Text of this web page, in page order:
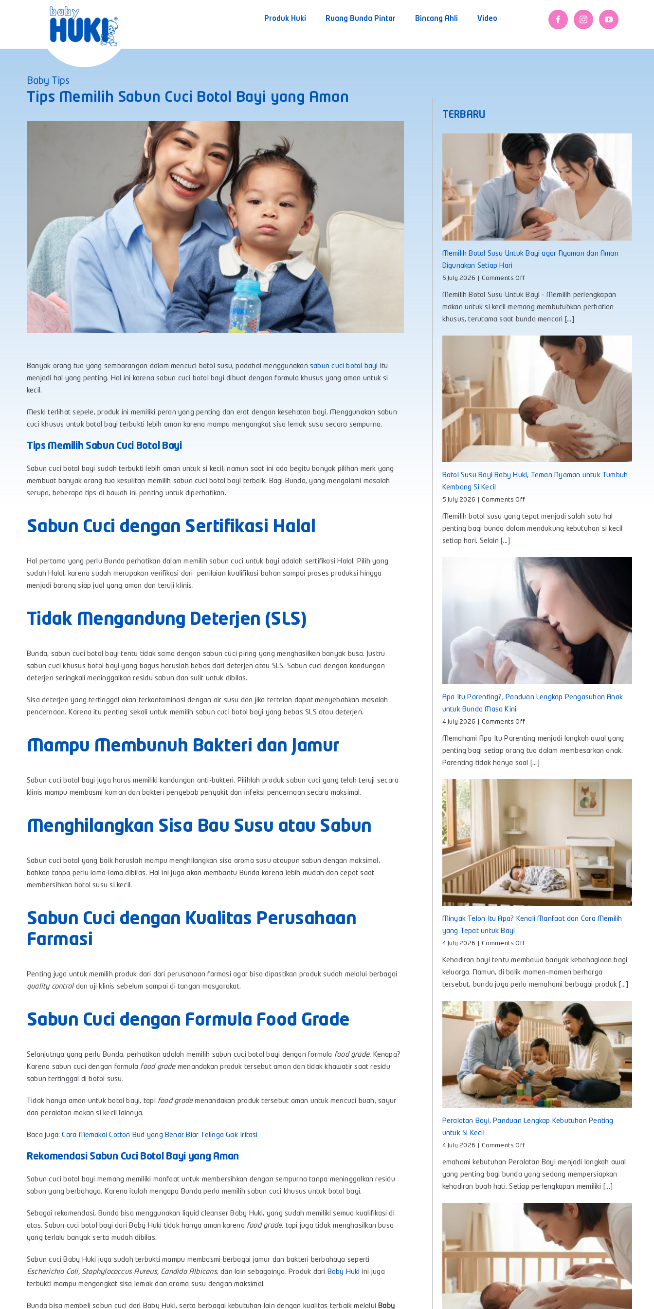
Produk Huki Ruang Bunda Pintar Bincang Ahli Video
Baby Tips
Tips Memilih Sabun Cuci Botol Bayi yang Aman
Banyak orang tua yang sembarangan dalam mencuci botol susu, padahal menggunakan sabun cuci botol bayi itu
menjadi hal yang penting. Hal ini karena sabun cuci botol bayi dibuat dengan formula khusus yang aman untuk si
kecil.
Meski terlihat sepele, produk ini memiliki peran yang penting dan erat dengan kesehatan bayi. Menggunakan sabun
cuci khusus untuk botol bayi terbukti lebih aman karena mampu mengangkat sisa lemak susu secara sempurna.
Tips Memilih Sabun Cuci Botol Bayi
Sabun cuci botol bayi sudah terbukti lebih aman untuk si kecil, namun saat ini ada begitu banyak pilihan merk yang
membuat banyak orang tua kesulitan memilih sabun cuci botol bayi terbaik. Bagi Bunda, yang mengalami masalah
serupa, beberapa tips di bawah ini penting untuk diperhatikan.
Sabun Cuci dengan Sertifikasi Halal
Hal pertama yang perlu Bunda perhatikan dalam memilih sabun cuci untuk bayi adalah sertifikasi Halal. Pilih yang
sudah Halal, karena sudah merupakan verifikasi dari penilaian kualifikasi bahan sampai proses produksi hingga
menjadi barang siap jual yang aman dan teruji klinis.
Tidak Mengandung Deterjen (SLS)
Bunda, sabun cuci botol bayi tentu tidak sama dengan sabun cuci piring yang menghasilkan banyak busa. Justru
sabun cuci khusus botol bayi yang bagus haruslah bebas dari deterjen atau SLS. Sabun cuci dengan kandungan
deterjen seringkali meninggalkan residu sabun dan sulit untuk dibilas.
Sisa deterjen yang tertinggal akan terkontaminasi dengan air susu dan jika tertelan dapat menyebabkan masalah
pencernaan. Karena itu penting sekali untuk memilih sabun cuci botol bayi yang bebas SLS atau deterjen.
Mampu Membunuh Bakteri dan Jamur
Sabun cuci botol bayi juga harus memiliki kandungan anti-bakteri. Pilihlah produk sabun cuci yang telah teruji secara
klinis mampu membasmi kuman dan bakteri penyebab penyakit dan infeksi pencernaan secara maksimal.
Menghilangkan Sisa Bau Susu atau Sabun
Sabun cuci botol yang baik haruslah mampu menghilangkan sisa aroma susu ataupun sabun dengan maksimal,
bahkan tanpa perlu lama-lama dibilas. Hal ini juga akan membantu Bunda karena lebih mudah dan cepat saat
membersihkan botol susu si kecil.
Sabun Cuci dengan Kualitas Perusahaan
Farmasi
Penting juga untuk memilih produk dari dari perusahaan farmasi agar bisa dipastikan produk sudah melalui berbagai
quality control dan uji klinis sebelum sampai di tangan masyarakat.
Sabun Cuci dengan Formula Food Grade
Selanjutnya yang perlu Bunda, perhatikan adalah memilih sabun cuci botol bayi dengan formula food grade. Kenapa?
Karena sabun cuci dengan formula food grade menandakan produk tersebut aman dan tidak khawatir saat residu
sabun tertinggal di botol susu.
Tidak hanya aman untuk botol bayi, tapi food grademenandakan produk tersebut aman untuk mencuci buah, sayur
dan peralatan makan si kecil lainnya.
Baca juga:Cara Memakai Cotton Bud yang Benar Biar Telinga Gak Iritasi
Rekomendasi Sabun Cuci Botol Bayi yang Aman
Sabun cuci botol bayi memang memiliki manfaat untuk membersihkan dengan sempurna tanpa meninggalkan residu
sabun yang berbahaya. Karena itulah mengapa Bunda perlu memilih sabun cuci khusus untuk botol bayi.
Sebagai rekomendasi, Bunda bisa menggunakan liquid cleanser Baby Huki, yang sudah memiliki semua kualifikasi di
atas. Sabun cuci botol bayi dari Baby Huki tidak hanya aman karena food grade, tapi juga tidak menghasilkan busa
yang terlalu banyak serta mudah dibilas.
Sabun cuci Baby Huki juga sudah terbukti mampu membasmi berbagai jamur dan bakteri berbahaya seperti
Escherichia Coli, Staphylococcus Aureus, Candida Albicans, dan lain sebagainya. Produk dari Baby Huki ini juga
terbukti mampu mengangkat sisa lemak dan aroma susu dengan maksimal.
Bunda bisa membeli sabun cuci dari Baby Huki, serta berbagai kebutuhan lain dengan kualitas terbaik melaluiBaby
TERBARU
Memilih Botol Susu Untuk Bayi agar Nyaman dan Aman
Digunakan Setiap Hari
5 July 2026 Comments Offon
Botol
Susu
Nyaman
Memilih Botol Susu Untuk Bayi - Memilih perlengkapan
makan untuk si kecil memang membutuhkan perhatian
khusus, terutama saat bunda mencari [...]
Botol Susu Bayi Baby Huki, Teman Nyaman untuk Tumbuh
Kembang Si Kecil
5 July 2026 Comments Offon
Susu
Bayi
Nyaman
untuk
Tumbuh
Kembang
Si
Kecil
Memilih botol susu yang tepat menjadi salah satu hal
penting bagi bunda dalam mendukung kebutuhan si kecil
setiap hari. Selain [...]
Apa Itu Parenting?, Panduan Lengkap Pengasuhan Anak
untuk Bunda Masa Kini
4 July 2026 Comments Offon
Itu
Parenting?,
Panduan
Lengkap
Memahami Apa Itu Parenting menjadi langkah awal yang
penting bagi setiap orang tua dalam membesarkan anak.
Parenting tidak hanya soal [...]
Minyak Telon Itu Apa? Kenali Manfaat dan Cara Memilih
yang Tepat untuk Bayi
4 July 2026 Comments Offon
Telon
Itu
Cara
Memilih
yang
Tepat
untuk
Bayi
Kehadiran bayi tentu membawa banyak kebahagiaan bagi
keluarga. Namun, di balik momen-momen berharga
tersebut, bunda juga perlu memahami berbagai produk [...]
Peralatan Bayi, Panduan Lengkap Kebutuhan Penting
untuk Si Kecil
4 July 2026 Comments Offon
Bayi,
Panduan
Lengkap
Kebutuhan
untuk
Si
Kecil
emahami kebutuhan Peralatan Bayi menjadi langkah awal
yang penting bagi bunda yang sedang mempersiapkan
kehadiran buah hati. Setiap perlengkapan memiliki [...]